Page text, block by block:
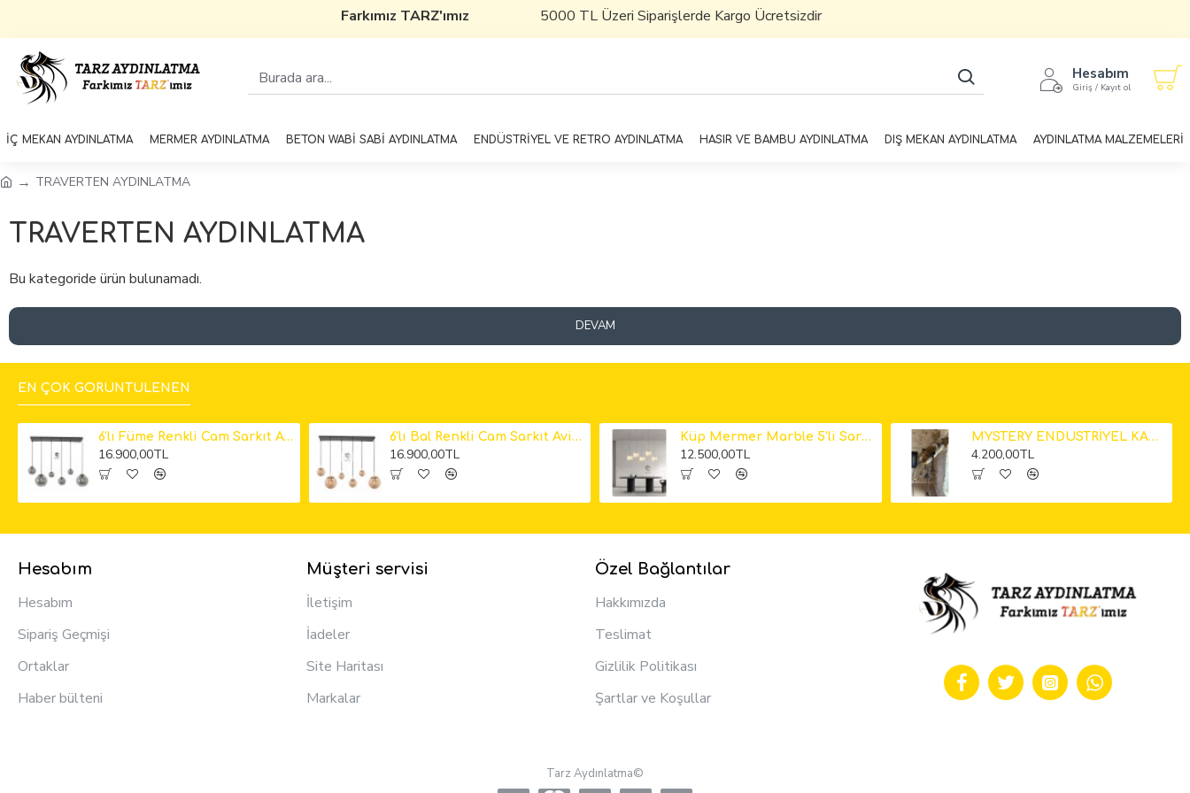
Farkımız TARZ'ımız 5000 TL Üzeri Siparişlerde Kargo Ücretsizdir
Hesabım
Giriş / Kayıt ol
İÇ MEKAN AYDINLATMA MERMER AYDINLATMA BETON WABİ SABİ AYDINLATMA ENDÜSTRİYEL VE RETRO AYDINLATMA HASIR VE BAMBU AYDINLATMA DIŞ MEKAN AYDINLATMA AYDINLATMA MALZEMELERİ
TRAVERTEN AYDINLATMA
TRAVERTEN AYDINLATMA
Bu kategoride ürün bulunamadı.
DEVAM
EN ÇOK GÖRÜNTÜLENEN
6'lı Füme Renkli Cam Sarkıt Avize
16.900,00TL
6'lı Bal Renkli Cam Sarkıt Avize
16.900,00TL
Küp Mermer Marble 5'li Sarkıt Avize 12cm
12.500,00TL
MYSTERY ENDÜSTRİYEL KAMERA LAMBADER
4.200,00TL
Hesabım
Hesabım
Sipariş Geçmişi
Ortaklar
Haber bülteni
Müşteri servisi
İletişim
İadeler
Site Haritası
Markalar
Özel Bağlantılar
Hakkımızda
Teslimat
Gizlilik Politikası
Şartlar ve Koşullar
Tarz Aydınlatma©